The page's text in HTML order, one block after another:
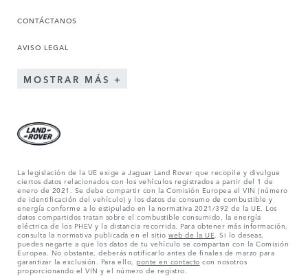
CONTÁCTANOS
AVISO LEGAL
MOSTRAR MÁS
La legislación de la UE exige a Jaguar Land Rover que recopile y divulgue
ciertos datos relacionados con los vehículos registrados a partir del 1 de
enero de 2021. Se debe compartir con la Comisión Europea el VIN (número
de identificación del vehículo) y los datos de consumo de combustible y
energía conforme a lo estipulado en la normativa 2021/392 de la UE. Los
datos compartidos tratan sobre el combustible consumido, la energía
eléctrica de los PHEV y la distancia recorrida. Para obtener más información,
consulta la normativa publicada en el sitio web de la UE . Si lo deseas,
puedes negarte a que los datos de tu vehículo se compartan con la Comisión
Europea. No obstante, deberás notificarlo antes de finales de marzo para
garantizar la exclusión. Para ello, ponte en contacto con nosotros
proporcionando el VIN y el número de registro.